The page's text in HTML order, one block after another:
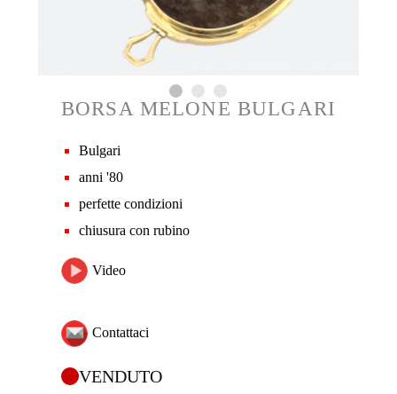
BORSA MELONE BULGARI
Bulgari
anni '80
perfette condizioni
chiusura con rubino
Video
Contattaci
VENDUTO